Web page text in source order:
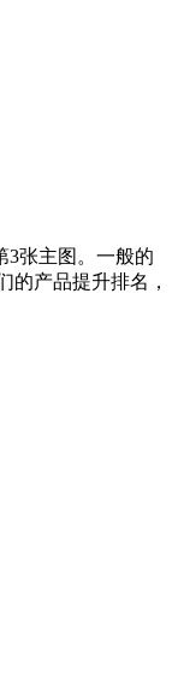
3张主图。一般的
的产品提升排名，